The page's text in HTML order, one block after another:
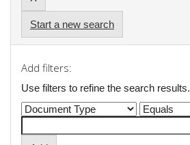
Start a new search
Add filters:
Use filters to refine the search results.